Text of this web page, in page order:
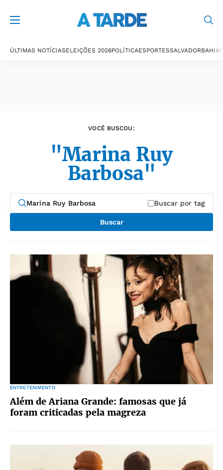
ÚLTIMAS NOTÍCIASELEIÇÕES 2026POLÍTICAESPORTESSALVADORBAHIA
VOCÊ BUSCOU:
"Marina Ruy
Barbosa"
Buscar por tag
Buscar
ENTRETENIMENTO
Além de Ariana Grande: famosas que já
foram criticadas pela magreza